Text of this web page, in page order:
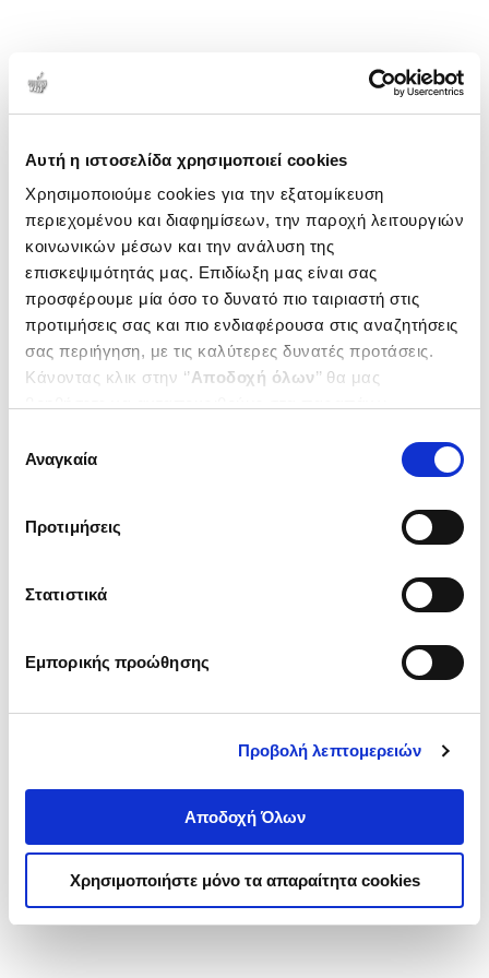
Αυτή η ιστοσελίδα χρησιμοποιεί cookies
Χρησιμοποιούμε cookies για την εξατομίκευση
περιεχομένου και διαφημίσεων, την παροχή λειτουργιών
κοινωνικών μέσων και την ανάλυση της
επισκεψιμότητάς μας. Επιδίωξη μας είναι σας
προσφέρουμε μία όσο το δυνατό πιο ταιριαστή στις
προτιμήσεις σας και πιο ενδιαφέρουσα στις αναζητήσεις
σας περιήγηση, με τις καλύτερες δυνατές προτάσεις.
Κάνοντας κλικ στην ‘’Αποδοχή όλων’’ θα μας
ενδιαφέρουν και να επιλέξετε από τα παρακάτω με την
΄΄και να ενημερωθείτε σχετικά με
συγκατάθεσης
Αναγκαία
Προτιμήσεις
Στατιστικά
Εμπορικής προώθησης
Προβολή λεπτομερειών
Αποδοχή Όλων
Χρησιμοποιήστε μόνο τα απαραίτητα cookies